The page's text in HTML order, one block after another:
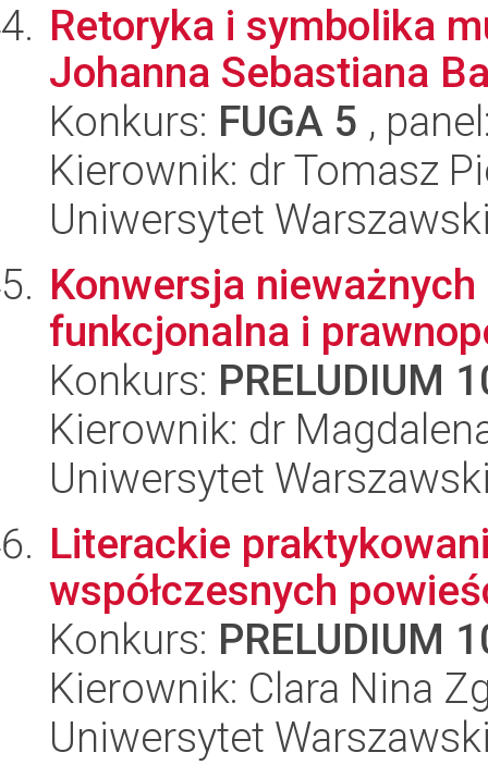
Retoryka i symbolika
Johanna Sebastiana
Konkurs: FUGA 5 ,
Kierownik: dr Tomasz
Uniwersytet
Konwersja
funkcjonalna i
Konkurs: PRELUDIUM
Kierownik: dr
Uniwersytet
Literackie
współczesnych
Konkurs: PRELUDIUM
Kierownik: Clara Nina
Uniwersytet